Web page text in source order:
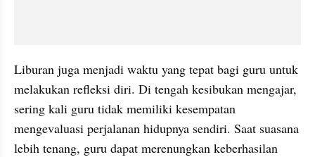
Liburan juga menjadi waktu yang tepat bagi guru untuk
melakukan refleksi diri. Di tengah kesibukan mengajar,
sering kali guru tidak memiliki kesempatan
mengevaluasi perjalanan hidupnya sendiri. Saat suasana
lebih tenang, guru dapat merenungkan keberhasilan